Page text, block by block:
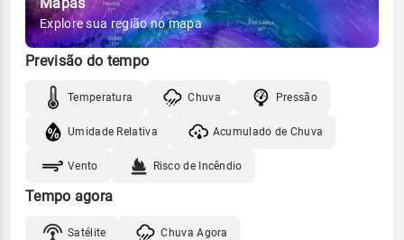
Mapas
Explore sua região no mapa
Previsão do tempo
Temperatura Chuva Pressão
Umidade Relativa Acumulado de Chuva
Vento Risco de Incêndio
Tempo agora
Satélite Chuva Agora